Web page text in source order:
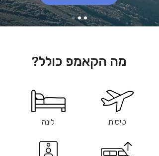
מה הקאמפ כולל?
לינה טיסות